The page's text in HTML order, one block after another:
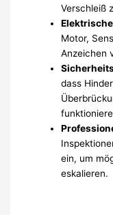
Verschleiß
Motor,
Anzeichen
dass
ein, um
eskalieren.